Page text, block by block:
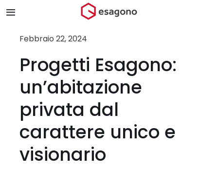
contenuto
Toggle
Navigation
Chi siamo
Store
Blog
Febbraio 22, 2024
Progetti Esagono:
un’abitazione
privata dal
carattere unico e
visionario